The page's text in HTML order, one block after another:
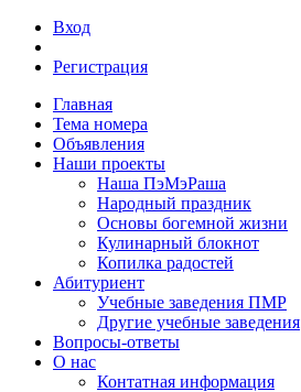
Вход
Регистрация
Главная
Тема номера
Объявления
Наши проекты
Наша ПэМэРаша
Народный праздник
Основы богемной жизни
Кулинарный блокнот
Копилка радостей
Абитуриент
Учебные заведения ПМР
Другие учебные заведения
Вопросы-ответы
О нас
Контатная информация